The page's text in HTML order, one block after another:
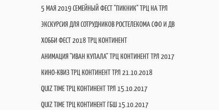
5 МАЯ 2019 СЕМЕЙНЫЙ ФЕСТ "ПИКНИК" ТРЦ НА ТРЛ
ЭКСКУРСИЯ ДЛЯ СОТРУДНИКОВ РОСТЕЛЕКОМА СФО И ДВ
ХОББИ ФЕСТ 2018 ТРЦ КОНТИНЕНТ
АНИМАЦИЯ "ИВАН КУПАЛА" ТРЦ КОНТИНЕНТ ТРЛ 2017
КИНО-КВИЗ ТРЦ КОНТИНЕНТ ТРЛ 21.10.2018
QUIZ TIME ТРЦ КОНТИНЕНТ ТРЛ 15.10.2017
QUIZ TIME ТРЦ КОНТИНЕНТ ГБШ 15.10.2017